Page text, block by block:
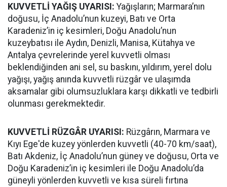
KUVVETLİ YAĞIŞ UYARISI: Yağışların; Marmara’nın
doğusu, İç Anadolu’nun kuzeyi, Batı ve Orta
Karadeniz’in iç kesimleri, Doğu Anadolu’nun
kuzeybatısı ile Aydın, Denizli, Manisa, Kütahya ve
Antalya çevrelerinde yerel kuvvetli olması
beklendiğinden ani sel, su baskını, yıldırım, yerel dolu
yağışı, yağış anında kuvvetli rüzgâr ve ulaşımda
aksamalar gibi olumsuzluklara karşı dikkatli ve tedbirli
olunması gerekmektedir.
KUVVETLİ RÜZGÂR UYARISI: Rüzgârın, Marmara ve
Kıyı Ege'de kuzey yönlerden kuvvetli (40-70 km/saat),
Batı Akdeniz, İç Anadolu’nun güney ve doğusu, Orta ve
Doğu Karadeniz’in iç kesimleri ile Doğu Anadolu’da
güneyli yönlerden kuvvetli ve kısa süreli fırtına